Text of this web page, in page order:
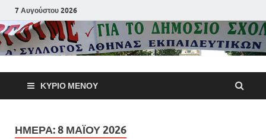
7 Αυγούστου 2026
Α΄
Αθηνών
ΚΎΡΙΟ ΜΕΝΟΎ
ΗΜΈΡΑ:8 ΜΑΪ́ΟΥ 2026